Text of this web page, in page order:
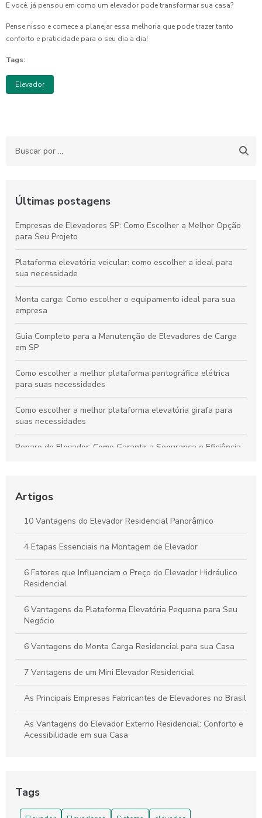
E você, já pensou em como um elevador pode transformar sua casa?
Pense nisso e comece a planejar essa melhoria que pode trazer tanto
conforto e praticidade para o seu dia a dia!
Tags:
Elevador
Últimas postagens
Empresas de Elevadores SP: Como Escolher a Melhor Opção
para Seu Projeto
Plataforma elevatória veicular: como escolher a ideal para
sua necessidade
Monta carga: Como escolher o equipamento ideal para sua
empresa
Guia Completo para a Manutenção de Elevadores de Carga
em SP
Como escolher a melhor plataforma pantográfica elétrica
para suas necessidades
Como escolher a melhor plataforma elevatória girafa para
suas necessidades
Reparo de Elevador: Como Garantir a Segurança e Eficiência
Melhor para Seu Prédio
Descubra as Melhores Empresas de Elevadores e Suas
Inovações
Artigos
10 Vantagens do Elevador Residencial Panorâmico
4 Etapas Essenciais na Montagem de Elevador
6 Fatores que Influenciam o Preço do Elevador Hidráulico
Residencial
6 Vantagens da Plataforma Elevatória Pequena para Seu
Negócio
6 Vantagens do Monta Carga Residencial para sua Casa
7 Vantagens de um Mini Elevador Residencial
As Principais Empresas Fabricantes de Elevadores no Brasil
As Vantagens do Elevador Externo Residencial: Conforto e
Acessibilidade em sua Casa
Benefícios da Plataforma Elevatória Cadeirante
Tags